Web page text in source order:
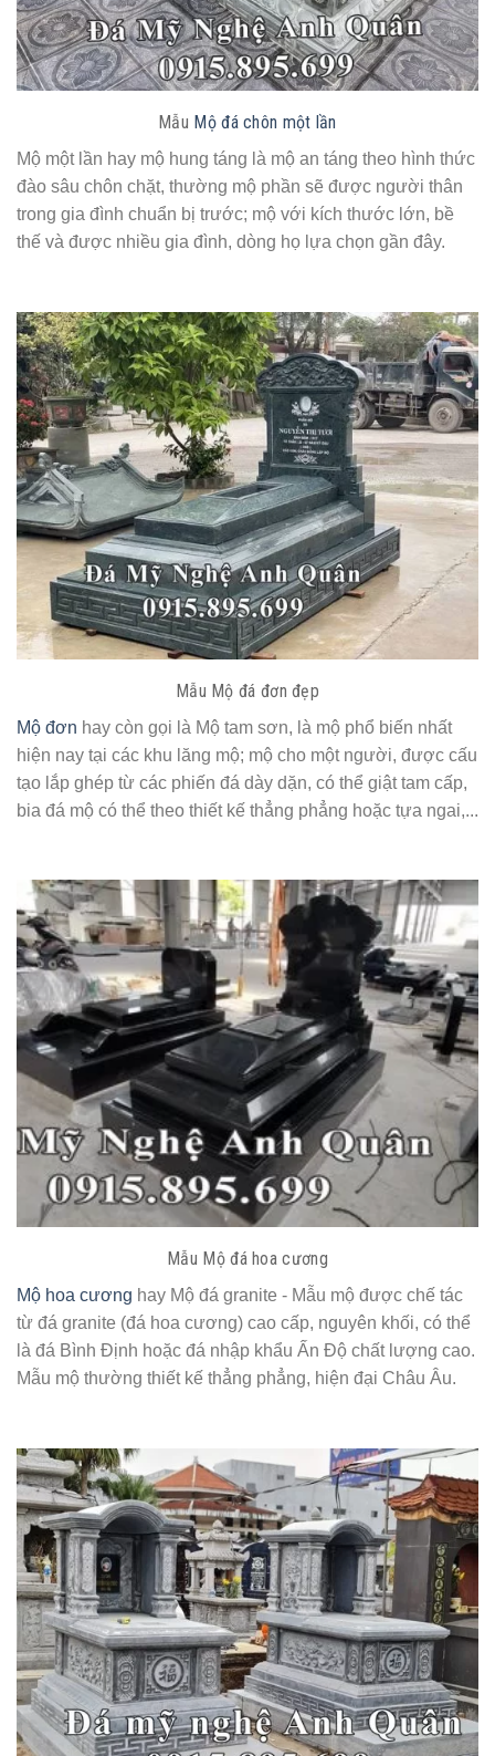
Mẫu Mộ đá chôn một lần
Mộ một lần hay mộ hung táng là mộ an táng theo hình thức
đào sâu chôn chặt, thường mộ phần sẽ được người thân
trong gia đình chuẩn bị trước; mộ với kích thước lớn, bề
thế và được nhiều gia đình, dòng họ lựa chọn gần đây.
Mẫu Mộ đá đơn đẹp
Mộ đơn hay còn gọi là Mộ tam sơn, là mộ phổ biến nhất
hiện nay tại các khu lăng mộ; mộ cho một người, được cấu
tạo lắp ghép từ các phiến đá dày dặn, có thể giật tam cấp,
bia đá mộ có thể theo thiết kế thẳng phẳng hoặc tựa ngai,...
Mẫu Mộ đá hoa cương
Mộ hoa cương hay Mộ đá granite - Mẫu mộ được chế tác
từ đá granite (đá hoa cương) cao cấp, nguyên khối, có thể
là đá Bình Định hoặc đá nhập khẩu Ấn Độ chất lượng cao.
Mẫu mộ thường thiết kế thẳng phẳng, hiện đại Châu Âu.